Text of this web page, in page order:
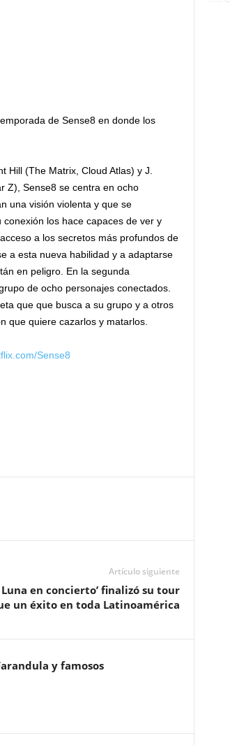
de Sense8 en donde los
Hill (The Matrix, Cloud Atlas) y J.
Z), Sense8 se centra en ocho
una visión violenta y que se
los hace capaces de ver y
a los secretos más profundos de
a esta nueva habilidad y a adaptarse
en peligro. En la segunda
de ocho personajes conectados.
que que busca a su grupo y a otros
que quiere cazarlos y matarlos.
Sense8
Artículo siguiente
Luna en concierto’ finalizó su tour
un éxito en toda Latinoamérica
y famosos